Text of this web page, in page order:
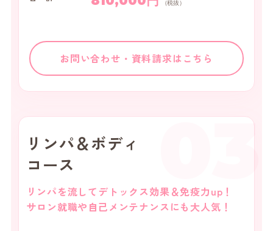
（税抜）
お問い合わせ・資料請求はこちら
03
リンパ＆ボディ
コース
リンパを流してデトックス効果＆免疫力up！
サロン就職や自己メンテナンスにも大人気！